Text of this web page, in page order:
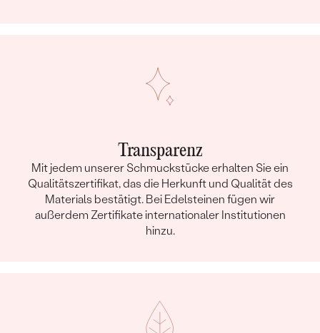
Transparenz
Mit jedem unserer Schmuckstücke erhalten Sie ein
Qualitätszertifikat, das die Herkunft und Qualität des
Materials bestätigt. Bei Edelsteinen fügen wir
außerdem Zertifikate internationaler Institutionen
hinzu.